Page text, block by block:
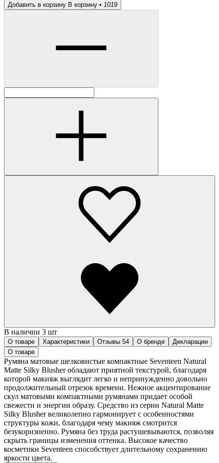
Добавить в корзину В корзину • 1019
В наличии 3 шт
О товаре Характеристики Отзывы 54 О бренде
Декларации
О товаре
Румяна матовые шелковистые компактные Seventeen Natural
Matte Silky Blusher обладают приятной текстурой, благодаря
которой макияж выглядит легко и непринужденно довольно
продолжительный отрезок времени. Нежное акцентирование
скул матовыми компактными румянами придает особой
свежести и энергии образу. Средство из серии Natural Matte
Silky Blusher великолепно гармонирует с особенностями
структуры кожи, благодаря чему макияж смотрится
безукоризненно. Румяна без труда растушевываются, позволяя
скрыть границы изменения оттенка. Высокое качество
косметики Seventeen способствует длительному сохранению
яркости цвета.